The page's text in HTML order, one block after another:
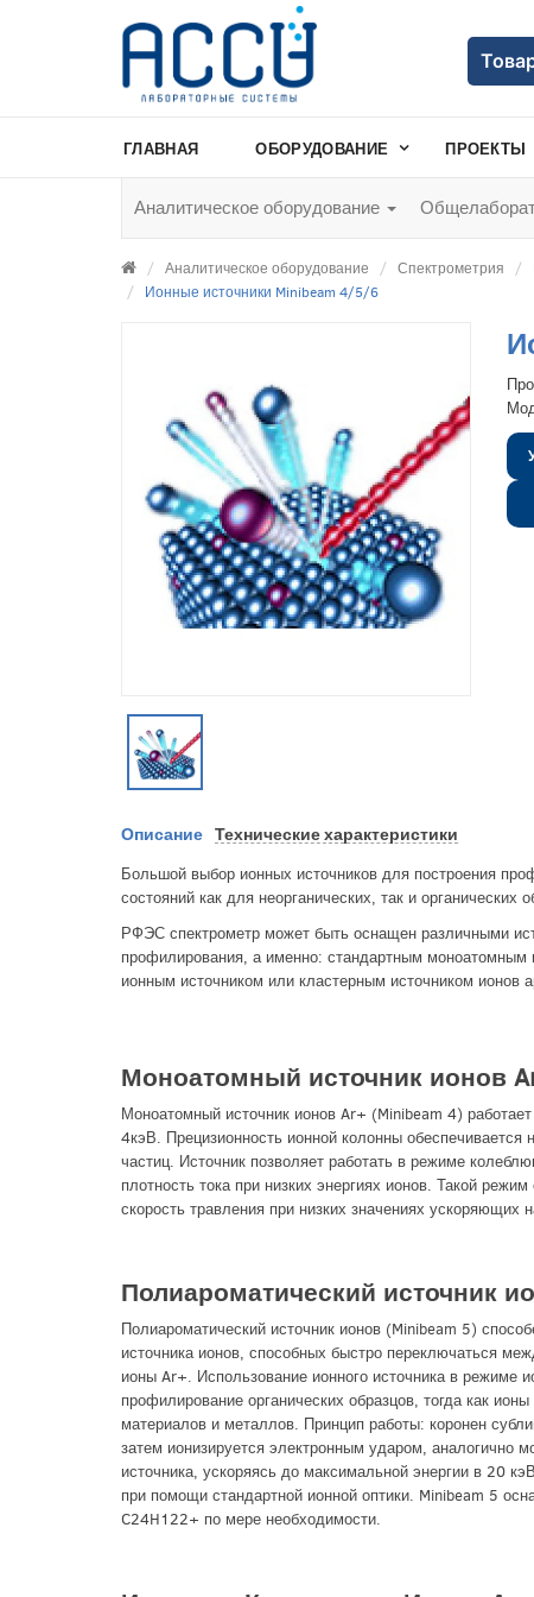
ГЛАВНАЯ ОБОРУДОВАНИЕ ПРОЕКТЫ
Аналитическое оборудование
Аналитическое оборудование Спектрометрия
Ионные источники Minibeam 4/5/6
Описание Технические характеристики
Большой выбор ионных источников для построения
состояний как для неорганических, так и органических
РФЭС спектрометр может быть оснащен различными
профилирования, а именно: стандартным моноатомным
ионным источником или кластерным источником ионов
Моноатомный источник ионов
Моноатомный источник ионов Ar+ (Minibeam 4)
4кэВ. Прецизионность ионной колонны
частиц. Источник позволяет работать в режиме
плотность тока при низких энергиях ионов. Такой
скорость травления при низких значениях ускоряющих
Полиароматический источник
Полиароматический источник ионов (Minibeam 5)
источника ионов, способных быстро переключаться
ионы Ar+. Использование ионного источника в режиме
профилирование органических образцов, тогда как
материалов и металлов. Принцип работы: коронен
затем ионизируется электронным ударом, аналогично
источника, ускоряясь до максимальной энергии в 20
при помощи стандартной ионной оптики. Minibeam 5
C24H122+ по мере необходимости.